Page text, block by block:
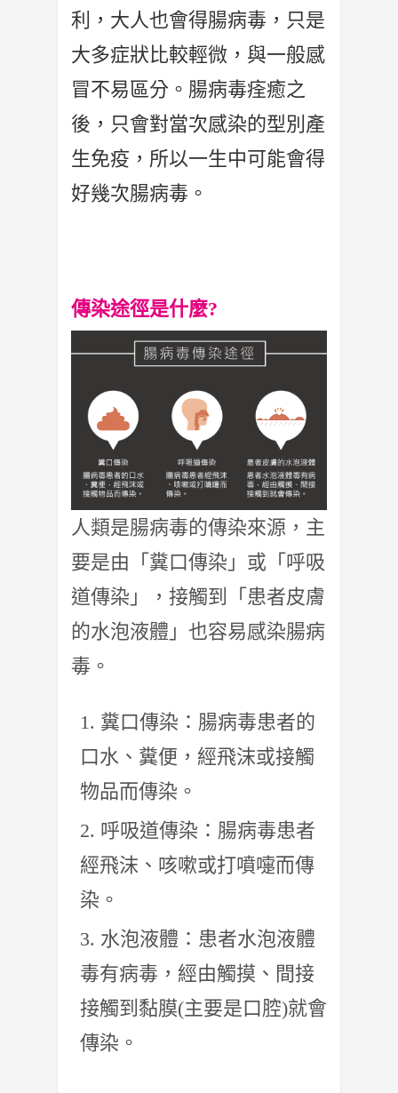
利，大人也會得腸病毒，只是
大多症狀比較輕微，與一般感
冒不易區分。腸病毒痊癒之
後，只會對當次感染的型別產
生免疫，所以一生中可能會得
好幾次腸病毒。
傳染途徑是什麼?
人類是腸病毒的傳染來源，主
要是由「糞口傳染」或「呼吸
道傳染」，接觸到「患者皮膚
的水泡液體」也容易感染腸病
毒。
糞口傳染：腸病毒患者的
口水、糞便，經飛沫或接觸
物品而傳染。
呼吸道傳染：腸病毒患者
經飛沫、咳嗽或打噴嚏而傳
染。
水泡液體：患者水泡液體
毒有病毒，經由觸摸、間接
接觸到黏膜(主要是口腔)就會
傳染。